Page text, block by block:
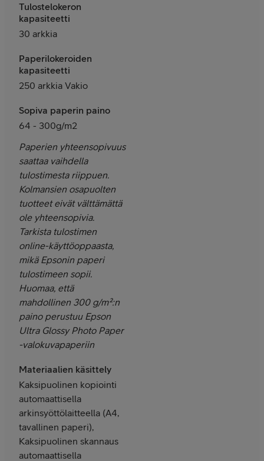
Tulostelokeron
kapasiteetti
30 arkkia
Paperilokeroiden
kapasiteetti
250 arkkia Vakio
Sopiva paperin paino
64 - 300g/m2
Paperien yhteensopivuus
saattaa vaihdella
tulostimesta riippuen.
Kolmansien osapuolten
tuotteet eivät välttämättä
ole yhteensopivia.
Tarkista tulostimen
online-käyttöoppaasta,
mikä Epsonin paperi
tulostimeen sopii.
Huomaa, että
mahdollinen 300 g/m²:n
paino perustuu Epson
Ultra Glossy Photo Paper
-valokuvapaperiin
Materiaalien käsittely
Kaksipuolinen kopiointi
automaattisella
arkinsyöttölaitteella (A4,
tavallinen paperi),
Kaksipuolinen skannaus
automaattisella